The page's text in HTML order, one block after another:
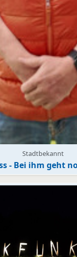
Stadtbekannt
- Bei ihm geht